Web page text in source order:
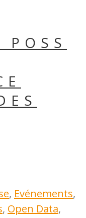
POSS
, Evénements,
, Open Data,